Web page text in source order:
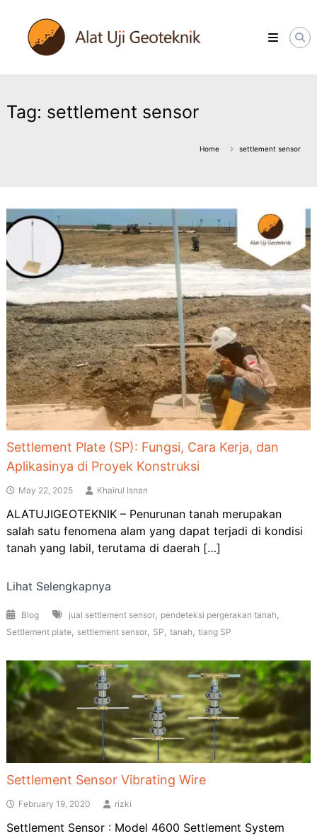
content
ALATUJIGEOTEKNIK.COM
DISTRIBUTOR
INSTRUMENT
Tag: settlement sensor
Home settlement sensor
Settlement Plate (SP): Fungsi, Cara Kerja, dan
Aplikasinya di Proyek Konstruksi
May 22, 2025 Khairul Isnan
ALATUJIGEOTEKNIK – Penurunan tanah merupakan
salah satu fenomena alam yang dapat terjadi di kondisi
tanah yang labil, terutama di daerah […]
Lihat Selengkapnya
Blog jual settlement sensor, pendeteksi pergerakan tanah ,
Settlement plate, settlement sensor, SP , tanah , tiang SP
Settlement Sensor Vibrating Wire
February 19, 2020 rizki
Settlement Sensor : Model 4600 Settlement System